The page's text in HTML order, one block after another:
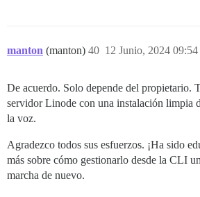
manton (manton) 12 Junio, 2024 09:54
40
De acuerdo. Solo depende del propietario.
servidor Linode con una instalación limpia
la voz.
Agradezco todos sus esfuerzos. ¡Ha sido
más sobre cómo gestionarlo desde la CLI
marcha de nuevo.